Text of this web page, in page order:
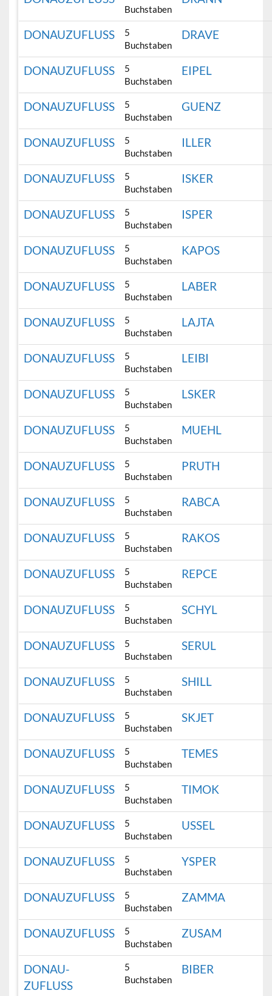
Buchstaben
DONAUZUFLUSS
5
Buchstaben
DRAVE
DONAUZUFLUSS
5
Buchstaben
EIPEL
DONAUZUFLUSS
5
Buchstaben
GUENZ
DONAUZUFLUSS
5
Buchstaben
ILLER
DONAUZUFLUSS
5
Buchstaben
ISKER
DONAUZUFLUSS
5
Buchstaben
ISPER
DONAUZUFLUSS
5
Buchstaben
KAPOS
DONAUZUFLUSS
5
Buchstaben
LABER
DONAUZUFLUSS
5
Buchstaben
LAJTA
DONAUZUFLUSS
5
Buchstaben
LEIBI
DONAUZUFLUSS
5
Buchstaben
LSKER
DONAUZUFLUSS
5
Buchstaben
MUEHL
DONAUZUFLUSS
5
Buchstaben
PRUTH
DONAUZUFLUSS
5
Buchstaben
RABCA
DONAUZUFLUSS
5
Buchstaben
RAKOS
DONAUZUFLUSS
5
Buchstaben
REPCE
DONAUZUFLUSS
5
Buchstaben
SCHYL
DONAUZUFLUSS
5
Buchstaben
SERUL
DONAUZUFLUSS
5
Buchstaben
SHILL
DONAUZUFLUSS
5
Buchstaben
SKJET
DONAUZUFLUSS
5
Buchstaben
TEMES
DONAUZUFLUSS
5
Buchstaben
TIMOK
DONAUZUFLUSS
5
Buchstaben
USSEL
DONAUZUFLUSS
5
Buchstaben
YSPER
DONAUZUFLUSS
5
Buchstaben
ZAMMA
DONAUZUFLUSS
5
Buchstaben
ZUSAM
DONAU-
ZUFLUSS
5
Buchstaben
BIBER